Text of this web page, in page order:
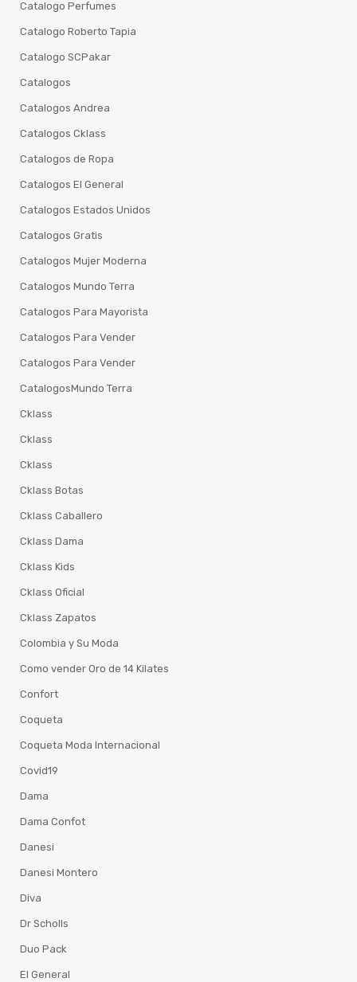
Catalogo Perfumes
Catalogo Roberto Tapia
Catalogo SCPakar
Catalogos
Catalogos Andrea
Catalogos Cklass
Catalogos de Ropa
Catalogos El General
Catalogos Estados Unidos
Catalogos Gratis
Catalogos Mujer Moderna
Catalogos Mundo Terra
Catalogos Para Mayorista
Catalogos Para Vender
Catalogos Para Vender
CatalogosMundo Terra
Cklass
Cklass
Cklass
Cklass Botas
Cklass Caballero
Cklass Dama
Cklass Kids
Cklass Oficial
Cklass Zapatos
Colombia y Su Moda
Como vender Oro de 14 Kilates
Confort
Coqueta
Coqueta Moda Internacional
Covid19
Dama
Dama Confot
Danesi
Danesi Montero
Diva
Dr Scholls
Duo Pack
El General